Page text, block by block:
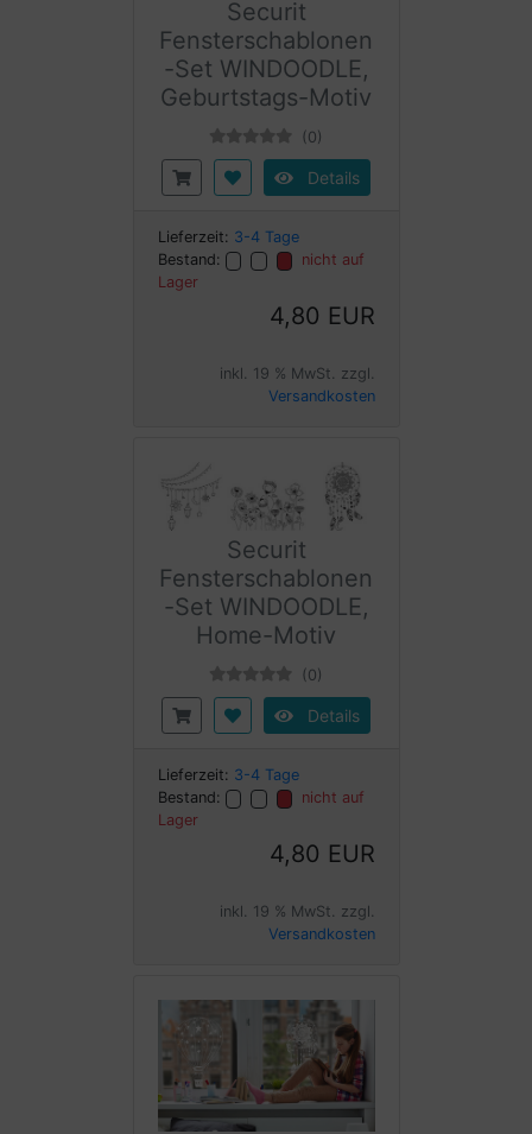
Securit
Fensterschablonen
-Set WINDOODLE,
Geburtstags-Motiv
(0)
Details
Lieferzeit: 3-4 Tage
Bestand:
nicht auf
Lager
4,80 EUR
inkl. 19 % MwSt. zzgl.
Versandkosten
Securit
Fensterschablonen
-Set WINDOODLE,
Home-Motiv
(0)
Details
Lieferzeit: 3-4 Tage
Bestand:
nicht auf
Lager
4,80 EUR
inkl. 19 % MwSt. zzgl.
Versandkosten